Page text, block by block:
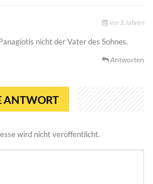
vor 5 Jahren
nicht der Vater des Sohnes.
Antworten
ANTWORT
wird nicht veröffentlicht.